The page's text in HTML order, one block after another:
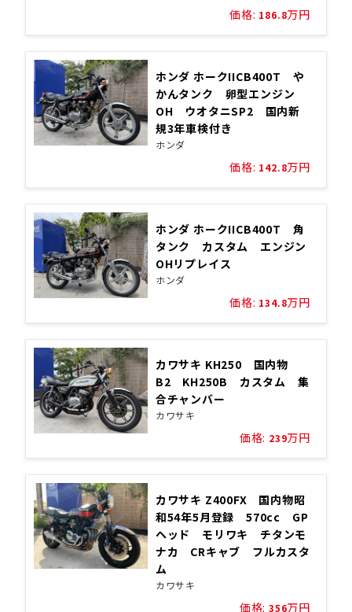
価格: 186.8万円
ホンダ ホークIICB400T や
かんタンク 卵型エンジン
OH ウオタニSP2 国内新
規3年車検付き
ホンダ
価格: 142.8万円
ホンダ ホークIICB400T 角
タンク カスタム エンジン
OHリプレイス
ホンダ
価格: 134.8万円
カワサキ KH250 国内物
B2 KH250B カスタム 集
合チャンバー
カワサキ
価格: 239万円
カワサキ Z400FX 国内物昭
和54年5月登録 570cc GP
ヘッド モリワキ チタンモ
ナカ CRキャブ フルカスタ
ム
カワサキ
価格: 356万円